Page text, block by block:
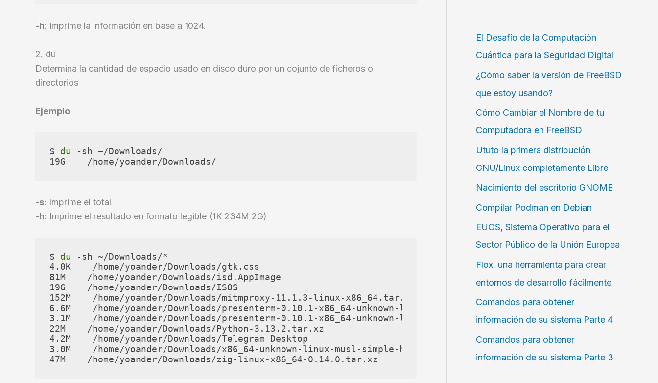
-h: imprime la información en base a 1024.
2. du
Determina la cantidad de espacio usado en disco duro por un cojunto de ficheros o
directorios
Ejemplo
$ du -sh ~/Downloads/
19G    /home/yoander/Downloads/
-s: Imprime el total
-h: Imprime el resultado en formato legible (1K 234M 2G)
$ du -sh ~/Downloads/*
4.0K    /home/yoander/Downloads/gtk.css
81M    /home/yoander/Downloads/isd.AppImage
19G    /home/yoander/Downloads/ISOS
152M    /home/yoander/Downloads/mitmproxy-11.1.3-linux-x86_64.tar.gz
6.6M    /home/yoander/Downloads/presenterm-0.10.1-x86_64-unknown-linux-gnu
3.1M    /home/yoander/Downloads/presenterm-0.10.1-x86_64-unknown-linux-gnu.tar.gz
22M    /home/yoander/Downloads/Python-3.13.2.tar.xz
4.2M    /home/yoander/Downloads/Telegram Desktop
3.0M    /home/yoander/Downloads/x86_64-unknown-linux-musl-simple-http-server
47M    /home/yoander/Downloads/zig-linux-x86_64-0.14.0.tar.xz
El Desafío de la Computación
Cuántica para la Seguridad Digital
¿Cómo saber la versión de FreeBSD
que estoy usando?
Cómo Cambiar el Nombre de tu
Computadora en FreeBSD
Ututo la primera distribución
GNU/Linux completamente Libre
Nacimiento del escritorio GNOME
Compilar Podman en Debian
EUOS, Sistema Operativo para el
Sector Público de la Unión Europea
Flox, una herramienta para crear
entornos de desarrollo fácilmente
Comandos para obtener
información de su sistema Parte 4
Comandos para obtener
información de su sistema Parte 3